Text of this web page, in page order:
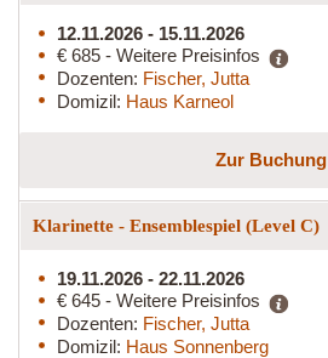
12.11.2026 - 15.11.2026
€ 685 - Weitere Preisinfos
Dozenten: Fischer, Jutta
Domizil: Haus Karneol
Zur Buchung
Klarinette - Ensemblespiel (Level C)
19.11.2026 - 22.11.2026
€ 645 - Weitere Preisinfos
Dozenten: Fischer, Jutta
Domizil: Haus Sonnenberg